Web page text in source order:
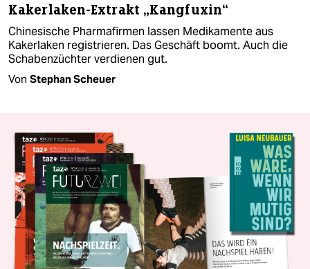
Kakerlaken-Extrakt „Kangfuxin“
Chinesische Pharmafirmen lassen Medikamente aus
Kakerlaken registrieren. Das Geschäft boomt. Auch die
Schabenzüchter verdienen gut.
Von Stephan Scheuer